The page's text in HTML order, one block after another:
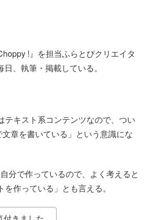
!』を担当ふらとぴクリエイタ
、執筆・掲載している。
テキスト系コンテンツなので、つい
章を書いている」という意識にな
分で作っているので、よく考えると
を作っている」とも言える。